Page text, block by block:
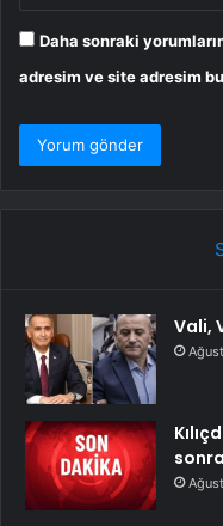
Daha sonraki
adresim ve site adresim
Vali,